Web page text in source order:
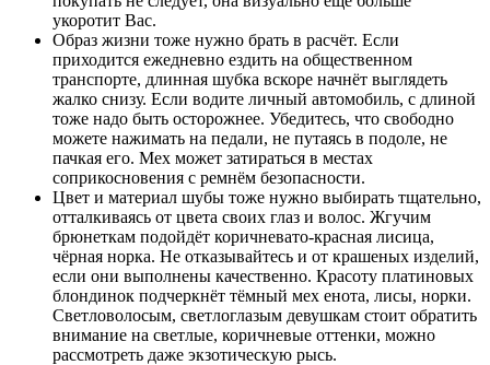
укоротит Вас.
Образ жизни тоже нужно брать в расчёт. Если
приходится ежедневно ездить на общественном
транспорте, длинная шубка вскоре начнёт выглядеть
жалко снизу. Если водите личный автомобиль, с длиной
тоже надо быть осторожнее. Убедитесь, что свободно
можете нажимать на педали, не путаясь в подоле, не
пачкая его. Мех может затираться в местах
соприкосновения с ремнём безопасности.
Цвет и материал шубы тоже нужно выбирать тщательно,
отталкиваясь от цвета своих глаз и волос. Жгучим
брюнеткам подойдёт коричневато-красная лисица,
чёрная норка. Не отказывайтесь и от крашеных изделий,
если они выполнены качественно. Красоту платиновых
блондинок подчеркнёт тёмный мех енота, лисы, норки.
Светловолосым, светлоглазым девушкам стоит обратить
внимание на светлые, коричневые оттенки, можно
рассмотреть даже экзотическую рысь.